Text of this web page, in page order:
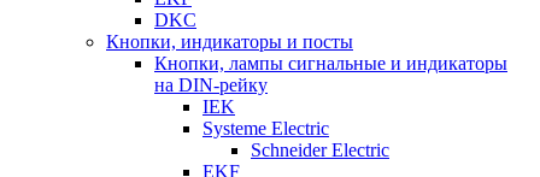
DKC
Кнопки, индикаторы и посты
Кнопки, лампы сигнальные и индикаторы
на DIN-рейку
IEK
Systeme Electric
Schneider Electric
EKF